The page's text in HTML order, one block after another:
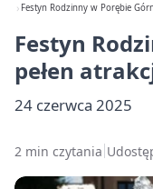
Festyn Rodzinny w Porębie
Festyn
pełen
24 czerwca 2025
2 min czytania